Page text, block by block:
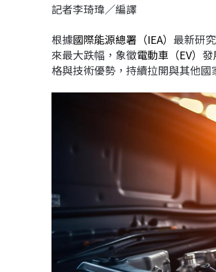
c
b
o
o
n
r
a
d
s
e
d
I
L
n
記者李琦瑋／編譯
根據國際能源總署（IEA） 最新研
來最大跌幅，象徵電動車（EV） 發
格與技術優勢，持續拉開與其他